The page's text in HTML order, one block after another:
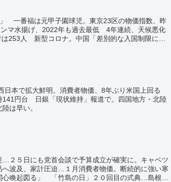
一番福は元甲子園球児。東京23区の物価指数、昨
マ水揚げ、2022年も過去最低 4年連続、天候悪化
253人 新型コロナ。中国「差別的な入国制限に対
本で拡大鮮明。消費者物価、8年ぶり米国上回る
141円台 日銀「現状維持」報道で。四国地方・北陸
は早い。
２５日にも党首会談で予算成立が確実に。キャベツ
波及、家計圧迫…１月消費者物価。断続的に強い寒
喚起図る」 「竹島の日」２０回目の式典…島根